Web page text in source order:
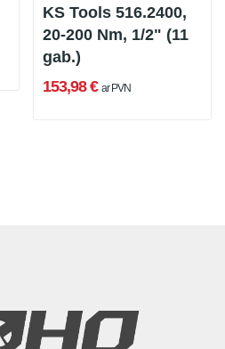
KS Tools 516.2400,
20-200 Nm, 1/2" (11
gab.)
153,98 € ar PVN